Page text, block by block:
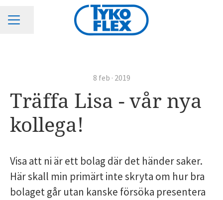
KARRIÄRMENY
Dela sidan
8 feb · 2019
Träffa Lisa - vår nya
kollega!
Visa att ni är ett bolag där det händer saker.
Här skall min primärt inte skryta om hur bra
bolaget går utan kanske försöka presentera